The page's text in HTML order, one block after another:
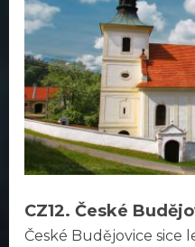
CZ12. České
České Budějovice sice